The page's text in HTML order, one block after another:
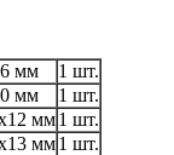
мм
1 шт.
мм
1 шт.
мм1 шт.
мм1 шт.